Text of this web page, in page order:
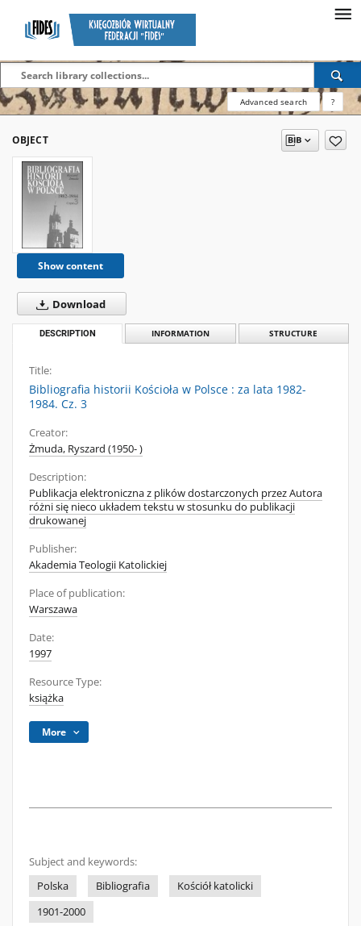
Advanced search ?
OBJECT
Show content
Download
DESCRIPTION INFORMATION STRUCTURE
Title:
Bibliografia historii Kościoła w Polsce : za lata 1982-
1984. Cz. 3
Creator:
Żmuda, Ryszard (1950- )
Description:
Publikacja elektroniczna z plików dostarczonych przez Autora
różni się nieco układem tekstu w stosunku do publikacji
drukowanej
Publisher:
Akademia Teologii Katolickiej
Place of publication:
Warszawa
Date:
1997
Resource Type:
książka
More
Subject and keywords:
Polska
Bibliografia
Kościół katolicki
1901-2000